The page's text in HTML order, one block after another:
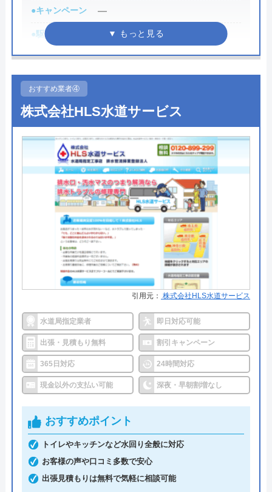
安心して任せられました。これでまた快適に
使えます。迅速な対応に心から感謝します！
りますので、相談する際は必ず電話で相談し、その
際には必ず「サイトを見た」と伝えましょう。
公式サイトを見る
まずは電話相談！
0120-221-611
受付時間 24時間 年中無休
ハウスラボホームの基本情報
運営会社 株式会社ハウスラボ
勝島崇裕
創業・設立 2024年11月設立
〒113-0033
東京都文京区本郷5-1-11
全国33拠点
対応エリア詳
細
北区のトイレ水漏れ・つまり修理に駆
けつけ対応｜水道局指定業者ハウスラ
ボホーム
●キャンペーン ―
●駆けつけ時間 最短30分
●受付時間 8:00-22:00
●定休日
●出張見積もり 出張見積もり無料
●支払い方法 現金、クレジットカード
●累計実績 施工対応数240万件以上
●保証・保険 ―
詳細は公式HPでご確認ください
水の生活救急車がおすすめの理由
拠点数2270店舗と日本全国に拠点を構え、年中無休
で対応をしています。日中はコールセンターにて問
い合わせ受付をしてくれるので、すぐに相談ができ
水トラブルの不安もすぐに解消できます。
調整作業のみであれば8,800円～と明朗会計。問い合
わせから見積もりまですべて無料でできるので、ま
ずは電話相談をしてみることをおすすめします。
車はトイレのみならず洗面所やキッチン、お風呂な
どにも対応してくれる水まわりトラブル解決のスペ
シャリストです。
おすすめ業者④
株式会社HLS水道サービス
引用元： 株式会社HLS水道サービス
水道局指定業者 即日対応可能
出張・見積もり無料 割引キャンペーン
365日対応 24時間対応
現金以外の支払い可能 深夜・早朝割増なし
おすすめポイント
トイレやキッチンなど水回り全般に対応
お客様の声や口コミ多数で安心
出張見積もりは無料で気軽に相談可能